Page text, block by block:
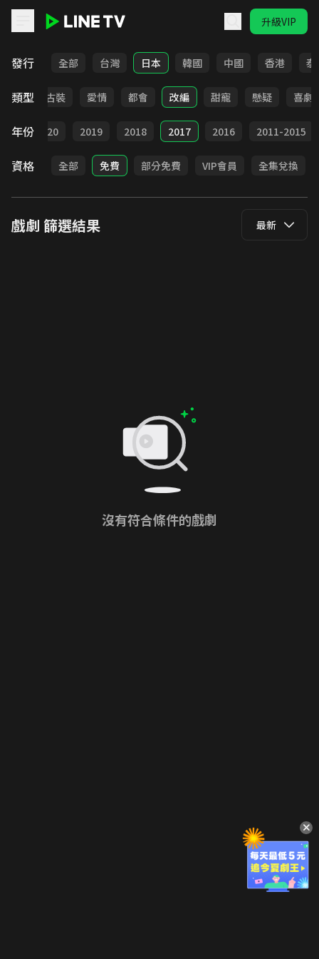
升級VIP
發行 全部 台灣 日本 韓國 中國 香港 泰
類型
家庭 古裝 愛情 都會 改編 甜寵 懸疑 喜劇
年份 2020 2019 2018 2017 2016 2011-2015
資格 全部 免費 部分免費 VIP會員 全集兌換
戲劇 篩選結果 最新
沒有符合條件的戲劇